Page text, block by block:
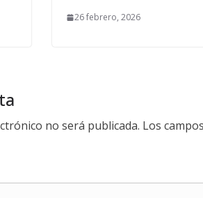
26 febrero, 2026
no será publicada. Los